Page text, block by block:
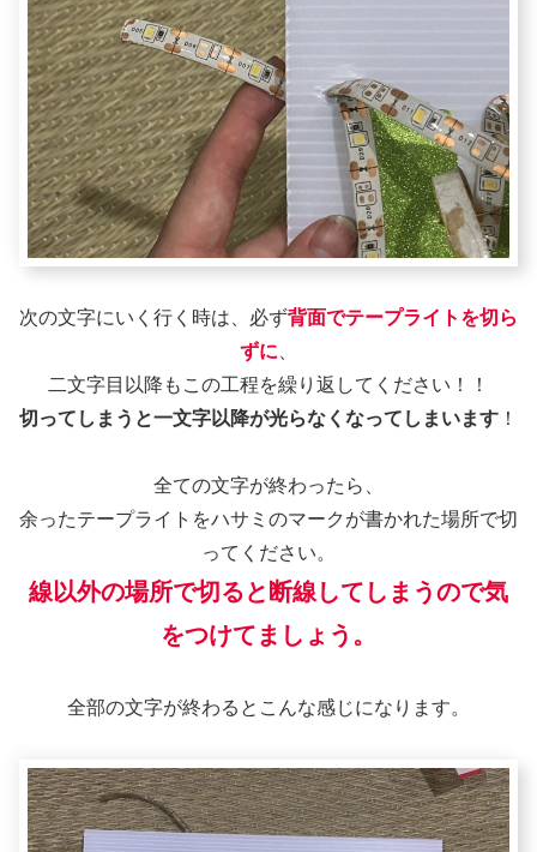
次の文字にいく行く時は、必ず背面でテープライトを切ら
ずに
二文字目以降もこの工程を繰り返してください！！
切ってしまうと一文字以降が光らなくなってしまいます ！
全ての文字が終わったら、
余ったテープライトをハサミのマークが書かれた場所で切
ってください。
線以外の場所で切ると断線してしまうので気
をつけてましょう。
全部の文字が終わるとこんな感じになります。